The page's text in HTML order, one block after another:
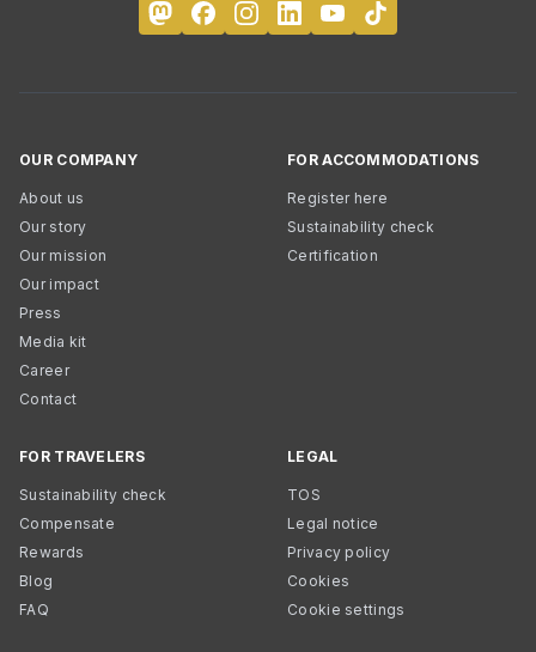
OUR COMPANY
About us
Our story
Our mission
Our impact
Press
Media kit
Career
Contact
FOR ACCOMMODATIONS
Register here
Sustainability check
Certification
FOR TRAVELERS
Sustainability check
Compensate
Rewards
Blog
FAQ
LEGAL
TOS
Legal notice
Privacy policy
Cookies
Cookie settings